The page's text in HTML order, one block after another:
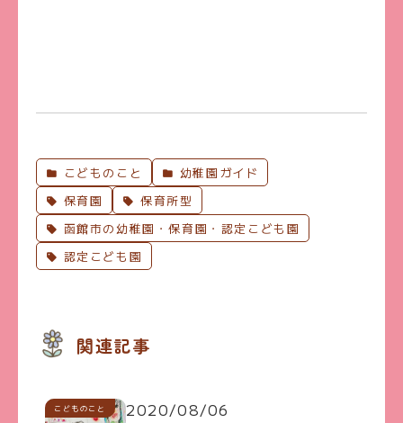
こどものこと
幼稚園ガイド
保育園
保育所型
函館市の幼稚園・保育園・認定こども園
認定こども園
関連記事
こどものこと
2020/08/06